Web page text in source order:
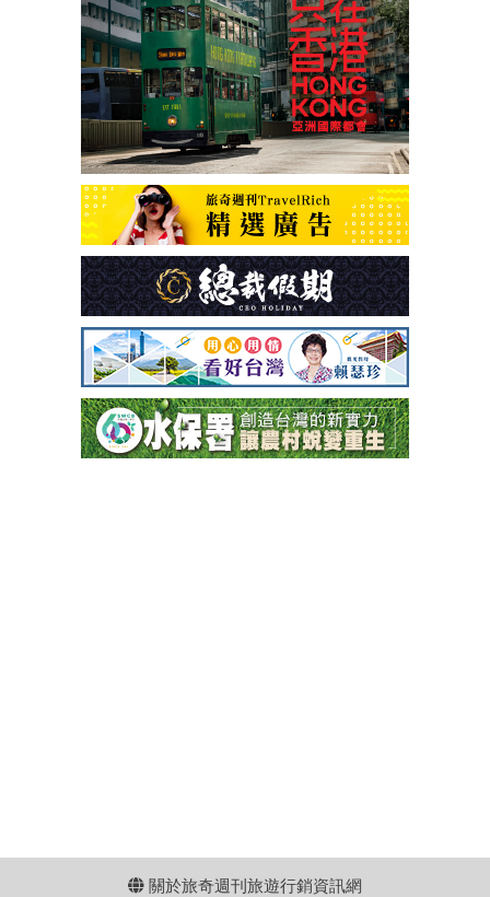
關於旅奇週刊旅遊行銷資訊網